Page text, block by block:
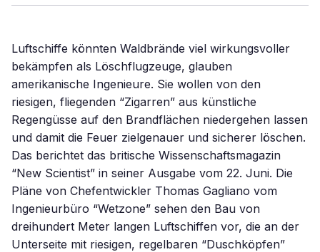
Luftschiffe könnten Waldbrände viel wirkungsvoller
bekämpfen als Löschflugzeuge, glauben
amerikanische Ingenieure. Sie wollen von den
riesigen, fliegenden “Zigarren” aus künstliche
Regengüsse auf den Brandflächen niedergehen lassen
und damit die Feuer zielgenauer und sicherer löschen.
Das berichtet das britische Wissenschaftsmagazin
“New Scientist” in seiner Ausgabe vom 22. Juni. Die
Pläne von Chefentwickler Thomas Gagliano vom
Ingenieurbüro “Wetzone” sehen den Bau von
dreihundert Meter langen Luftschiffen vor, die an der
Unterseite mit riesigen, regelbaren “Duschköpfen”